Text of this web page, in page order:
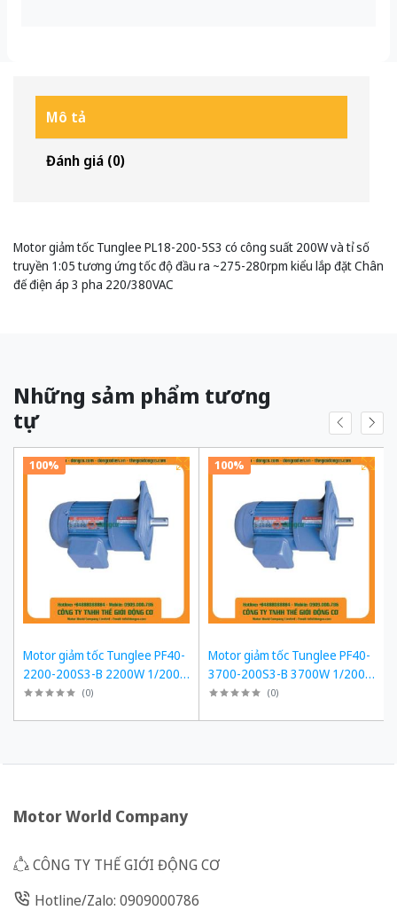
Mô tả
Đánh giá (0)
Motor giảm tốc Tunglee PL18-200-5S3 có công suất 200W và tỉ số
truyền 1:05 tương ứng tốc độ đầu ra ~275-280rpm kiểu lắp đặt Chân
đế điện áp 3 pha 220/380VAC
Những sảm phẩm tương
tự
100%
Motor giảm tốc Tunglee PF40-
2200-200S3-B 2200W 1/200
~7-8rpm Mặt bích
(0)
100%
Motor giảm tốc Tunglee PF40-
3700-200S3-B 3700W 1/200
~7-8rpm Mặt bích
(0)
Motor World Company
CÔNG TY THẾ GIỚI ĐỘNG CƠ
Hotline/Zalo: 0909000786